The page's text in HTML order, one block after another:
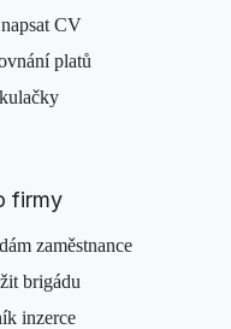
CV
platů
firmy
zaměstnance
brigádu
inzerce